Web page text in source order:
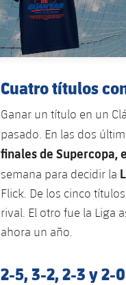
Cuatro títulos
Ganar un título en un
pasado. En las dos
finales de Supercopa,
semana para decidir la
Flick. De los cinco
rival. El otro fue la Liga
ahora un año.
2-5, 3-2, 2-3 y 2-0